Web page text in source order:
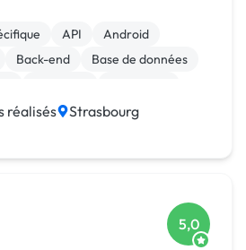
des applications w...
API
Android
Back-end
Base de données
réalisés Strasbourg
5,0